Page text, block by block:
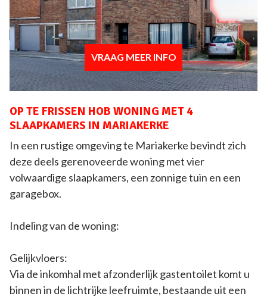
VRAAG MEER INFO
OP TE FRISSEN HOB WONING MET 4
SLAAPKAMERS IN MARIAKERKE
In een rustige omgeving te Mariakerke bevindt zich
deze deels gerenoveerde woning met vier
volwaardige slaapkamers, een zonnige tuin en een
garagebox.
Indeling van de woning:
Gelijkvloers:
Via de inkomhal met afzonderlijk gastentoilet komt u
binnen in de lichtrijke leefruimte, bestaande uit een